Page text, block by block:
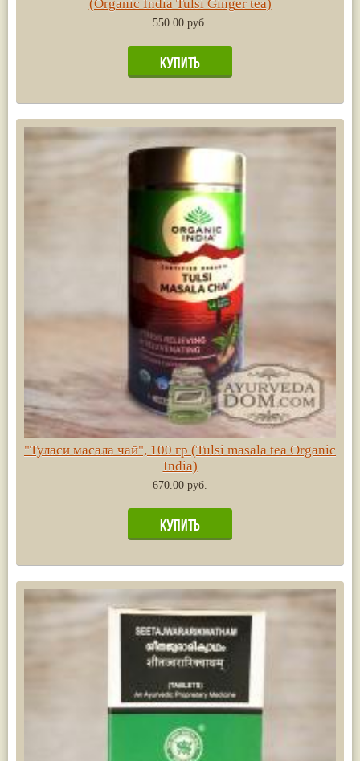
(Organic India Tulsi Ginger tea)
550.00 руб.
"Туласи масала чай", 100 гр (Tulsi masala tea Organic
India)
670.00 руб.